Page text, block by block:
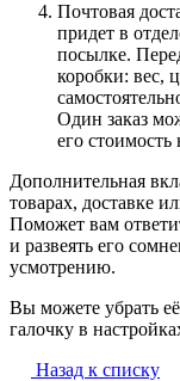
Почтовая
придет в
посылке.
коробки: вес,
Один заказ
его
Дополнительная
товарах, доставке
Поможет вам
и развеять его
усмотрению.
Вы можете убрать
галочку в
Назад к списку